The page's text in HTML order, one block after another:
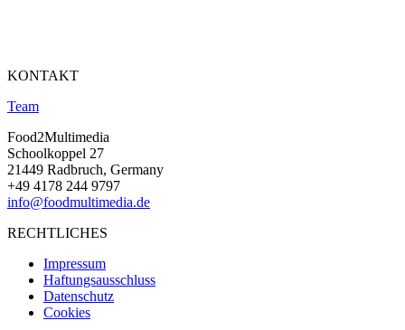
KONTAKT
Team
Food2Multimedia
Schoolkoppel 27
21449 Radbruch, Germany
+49 4178 244 9797
info@foodmultimedia.de
RECHTLICHES
Impressum
Haftungsausschluss
Datenschutz
Cookies